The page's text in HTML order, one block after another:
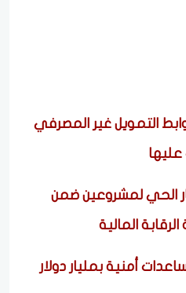
التمويل غير المصرفي
عليها
الحي لمشروعين ضمن
المالية
أمنية بمليار دولار